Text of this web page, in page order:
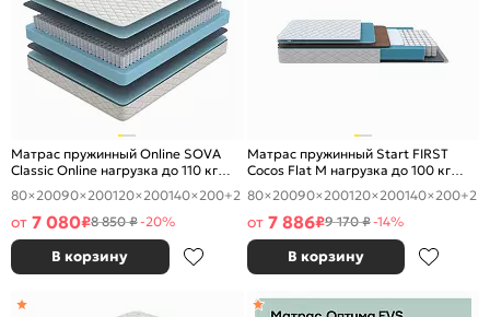
Матрас пружинный Online SOVA
Classic Online нагрузка до 110 кг
800x2000
80×20090×200120×200140×200+2
от 7 080₽8 850 ₽-20%
В корзину
Матрас пружинный Start FIRST
Cocos Flat M нагрузка до 100 кг
800x2000
80×20090×200120×200140×200+2
от 7 886₽9 170 ₽-14%
В корзину